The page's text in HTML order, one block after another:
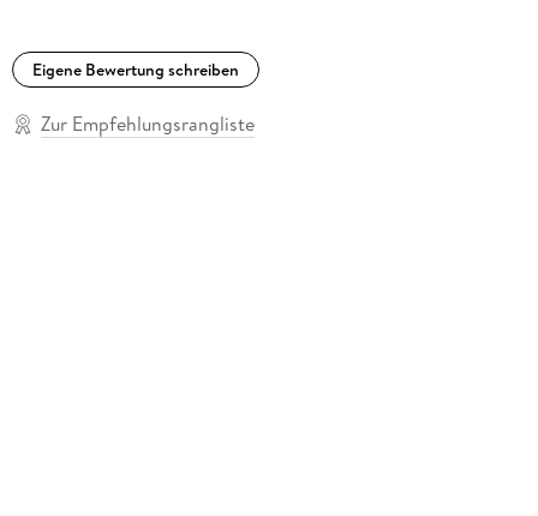
Eigene Bewertung schreiben
Zur Empfehlungsrangliste